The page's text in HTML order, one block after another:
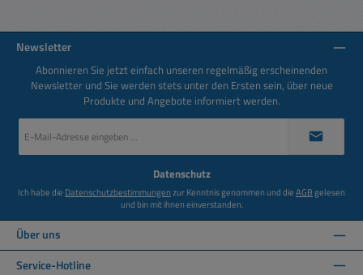
Newsletter
Abonnieren Sie jetzt einfach unseren regelmäßig erscheinenden
Newsletter und Sie werden stets unter den Ersten sein, über neue
Produkte und Angebote informiert werden.
Mail-
Datenschutz
Ich habe die Datenschutzbestimmungenzur Kenntnis genommen und dieAGBgelesen
und bin mit ihnen einverstanden.
Über uns
Service-Hotline